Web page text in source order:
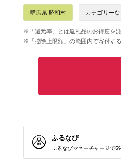
群馬県 昭和村 カテゴリーな
※「還元率」とは返礼品のお得度を
※「控除上限額」の範囲内で寄付す
ふるなび
ふるなびマネーチャージで